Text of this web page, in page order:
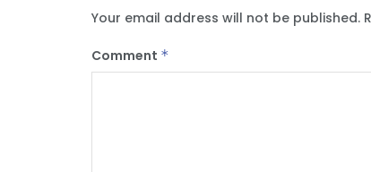
Your email address will not be published.
Comment *